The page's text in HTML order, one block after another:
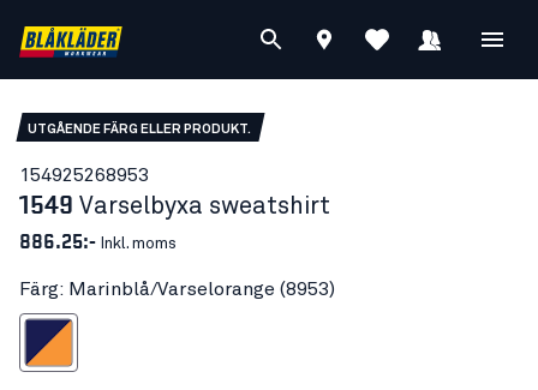
UTGÅENDE FÄRG ELLER PRODUKT.
154925268953
1549 Varselbyxa sweatshirt
886.25:- Inkl. moms
Färg: Marinblå/Varselorange (8953)
Varselorange